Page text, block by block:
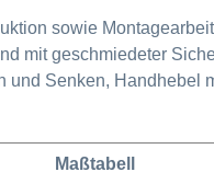
sowie
mit geschmiedeter
Senken,
Maßtabell